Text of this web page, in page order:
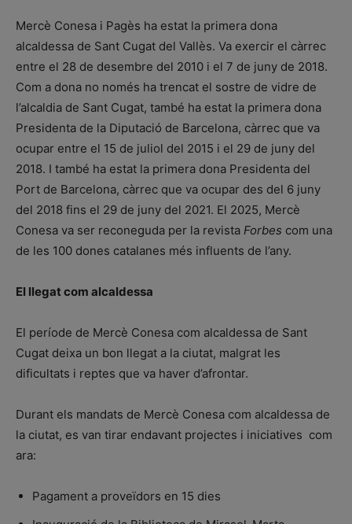
Mercè Conesa i Pagès ha estat la primera dona
alcaldessa de Sant Cugat del Vallès. Va exercir el càrrec
entre el 28 de desembre del 2010 i el 7 de juny de 2018.
Com a dona no només ha trencat el sostre de vidre de
l’alcaldia de Sant Cugat, també ha estat la primera dona
Presidenta de la Diputació de Barcelona, càrrec que va
ocupar entre el 15 de juliol del 2015 i el 29 de juny del
2018. I també ha estat la primera dona Presidenta del
Port de Barcelona, càrrec que va ocupar des del 6 juny
del 2018 fins el 29 de juny del 2021. El 2025, Mercè
Conesa va ser reconeguda per la revista Forbes com una
de les 100 dones catalanes més influents de l’any.
El llegat com alcaldessa
El període de Mercè Conesa com alcaldessa de Sant
Cugat deixa un bon llegat a la ciutat, malgrat les
dificultats i reptes que va haver d’afrontar.
Durant els mandats de Mercè Conesa com alcaldessa de
la ciutat, es van tirar endavant projectes i iniciatives com
ara:
Pagament a proveïdors en 15 dies